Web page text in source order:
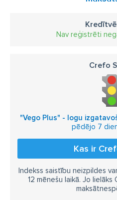
Nav reģistrēti
Crefo
"Vego Plus" - logu
pēdējo 7
Kas ir
Indekss saistību neizpildes
12 mēnešu laikā. Jo